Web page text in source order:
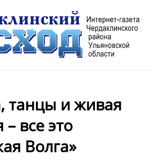
танцы и живая
– все это
Волга»